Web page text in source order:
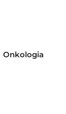
Onkologia